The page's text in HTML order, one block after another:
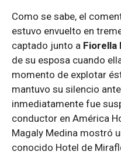
Como se sabe, el
estuvo envuelto en
captado junto a Fiorella
de su esposa cuando
momento de explotar
mantuvo su silencio
inmediatamente fue
conductor en América
Magaly Medina mostró
conocido Hotel de